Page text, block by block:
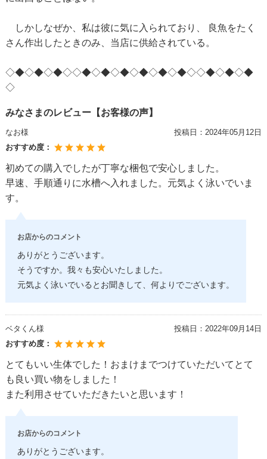
しかしなぜか、私は彼に気に入られており、 良魚をたく
さん作出したときのみ、当店に供給されている。
◇◆◇◆◇◆◇◇◆◇◆◇◆◇◆◇◆◇◆◇◇◆◇◆◇◆
◇
みなさまのレビュー【お客様の声】
なお様 投稿日： 2024年05月12日
おすすめ度：
初めての購入でしたが丁寧な梱包で安心しました。
早速、手順通りに水槽へ入れました。元気よく泳いでいま
す。
お店からのコメント
ありがとうございます。
そうですか。我々も安心いたしました。
元気よく泳いでいるとお聞きして、何よりでございます。
ベタくん様 投稿日： 2022年09月14日
おすすめ度：
とてもいい生体でした！おまけまでつけていただいてとて
も良い買い物をしました！
また利用させていただきたいと思います！
お店からのコメント
ありがとうございます。